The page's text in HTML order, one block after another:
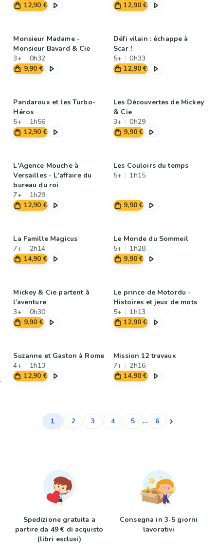
12,90 €
12,90 €
Monsieur Madame -
Monsieur Bavard & Cie
3+
0h32
9,90 €
Défi vilain : échappe à
Scar !
5+
0h33
12,90 €
Pandaroux et les Turbo-
Héros
5+
1h56
12,90 €
Les Découvertes de Mickey
& Cie
3+
0h29
9,90 €
L'Agence Mouche à
Versailles - L'affaire du
bureau du roi
7+
1h29
12,90 €
Les Couloirs du temps
5+
1h15
9,90 €
La Famille Magicus
7+
2h14
14,90 €
Le Monde du Sommeil
5+
1h28
9,90 €
Mickey & Cie partent à
l’aventure
3+
0h30
9,90 €
Le prince de Motordu -
Histoires et jeux de mots
5+
1h13
12,90 €
Suzanne et Gaston à Rome
4+
1h13
12,90 €
Mission 12 travaux
7+
2h16
14,90 €
1 2 3 4 5 ... 6
Spedizione gratuita a
partire da 49 € di acquisto
(libri esclusi)
Consegna in 3-5 giorni
lavorativi